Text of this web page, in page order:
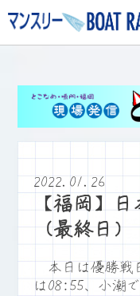
2022.01.26
【福岡】
（最終日）
本日は優勝戦
は08:55、小潮